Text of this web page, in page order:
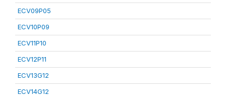
ECV09P05
ECV10P09
ECV11P10
ECV12P11
ECV13G12
ECV14G12